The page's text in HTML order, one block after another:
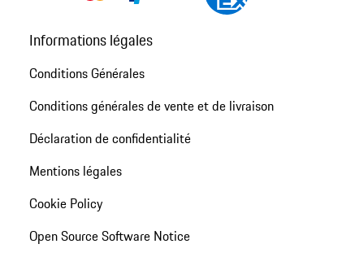
Informations légales
Conditions Générales
Conditions générales de vente et de livraison
Déclaration de confidentialité
Mentions légales
Cookie Policy
Open Source Software Notice